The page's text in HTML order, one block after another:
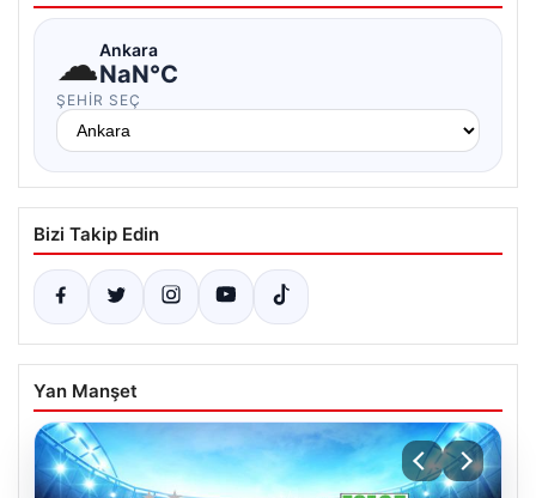
☁Ankara
NaN°C
ŞEHIR SEÇ
Bizi Takip Edin
Yan Manşet